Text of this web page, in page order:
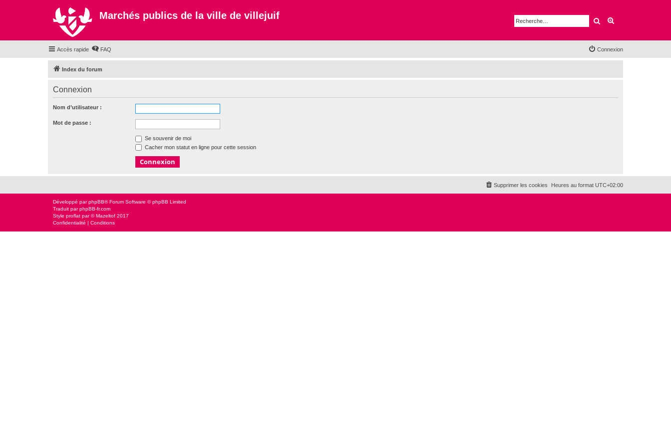
Marchés publics de la ville de villejuif Rechercher
Accès rapide FAQ Connexion
Index du forum
Connexion
Nom d’utilisateur :
Mot de passe :
Se souvenir de moi
Cacher mon statut en ligne pour cette session
Heures au format UTC+02:00
Supprimer les cookies
Développé parphpBB® Forum Software © phpBB Limited
Traduit parphpBB-fr.com
Style proflat par ©Mazeltof 2017
Confidentialité | Conditions